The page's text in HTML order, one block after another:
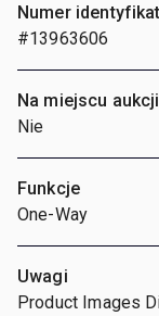
Numer
#13963606
Na miejscu aukcji
Nie
Funkcje
One-Way
Uwagi
Product Images